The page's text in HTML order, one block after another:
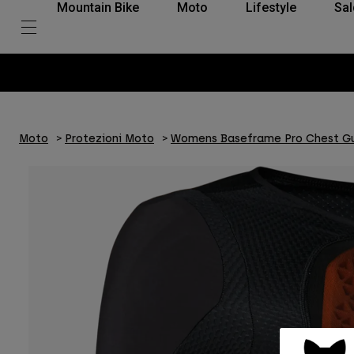
Mountain Bike Moto Lifestyle
Moto Protezioni Moto Womens Baseframe Pro Chest